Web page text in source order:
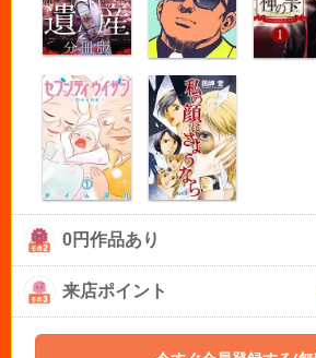
0円作品あり
来店ポイント